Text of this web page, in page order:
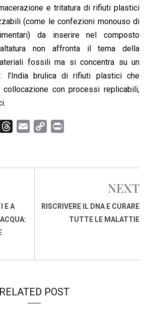
e tritatura di rifiuti plastici
(come le confezioni monouso di
da inserire nel composto
non affronta il tema della
fossili ma si concentra su un
l’India brulica di rifiuti plastici che
collocazione con processi replicabili,
e
s
i
y
n
n
E A
NEXT
RISCRIVERE IL DNA E CURARE
TUTTE LE MALATTIE
RELATED POST